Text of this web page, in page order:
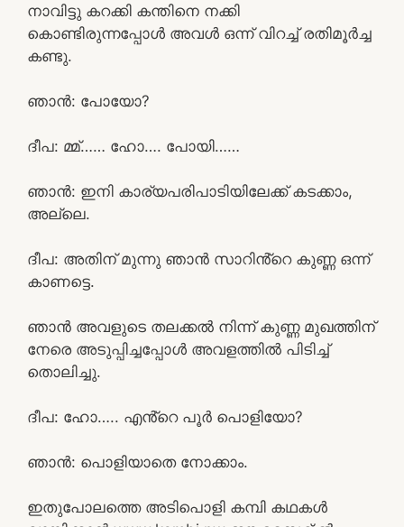
നാവിട്ടു കറക്കി കന്തിനെ നക്കി
കൊണ്ടിരുന്നപ്പോൾ അവൾ ഒന്ന് വിറച്ച് രതിമൂർച്ച
കണ്ടു.
ഞാൻ: പോയോ?
ദീപ: മ്മ്…… ഹോ…. പോയി……
ഞാൻ: ഇനി കാര്യപരിപാടിയിലേക്ക് കടക്കാം,
അല്ലെ.
ദീപ: അതിന് മുന്നു ഞാൻ സാറിൻ്റെ കുണ്ണ ഒന്ന്
കാണട്ടെ.
ഞാൻ അവളുടെ തലക്കൽ നിന്ന് കുണ്ണ മുഖത്തിന്
നേരെ അടുപ്പിച്ചപ്പോൾ അവളത്തിൽ പിടിച്ച്
തൊലിച്ചു.
ദീപ: ഹോ….. എൻ്റെ പൂർ പൊളിയോ?
ഞാൻ: പൊളിയാതെ നോക്കാം.
ഇതുപോലത്തെ അടിപൊളി കമ്പി കഥകൾ